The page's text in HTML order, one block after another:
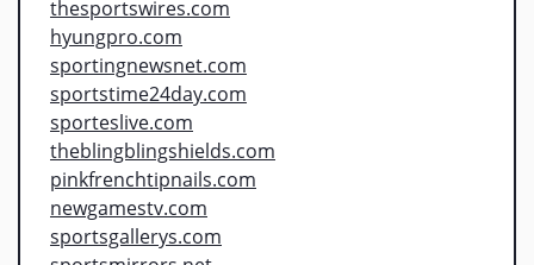
thesportswires.com
hyungpro.com
sportingnewsnet.com
sportstime24day.com
sporteslive.com
theblingblingshields.com
pinkfrenchtipnails.com
newgamestv.com
sportsgallerys.com